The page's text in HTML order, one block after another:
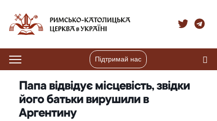
Підтримай нас
Папа відвідує місцевість, звідки
його батьки вирушили в
Аргентину